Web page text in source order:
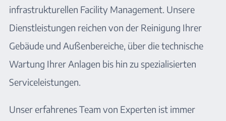
infrastrukturellen Facility Management. Unsere
Dienstleistungen reichen von der Reinigung Ihrer
Gebäude und Außenbereiche, über die technische
Wartung Ihrer Anlagen bis hin zu spezialisierten
Serviceleistungen.
Unser erfahrenes Team von Experten ist immer